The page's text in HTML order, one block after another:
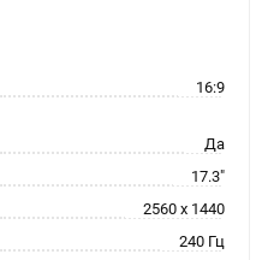
16:9
Да
17.3"
2560 x 1440
240 Гц